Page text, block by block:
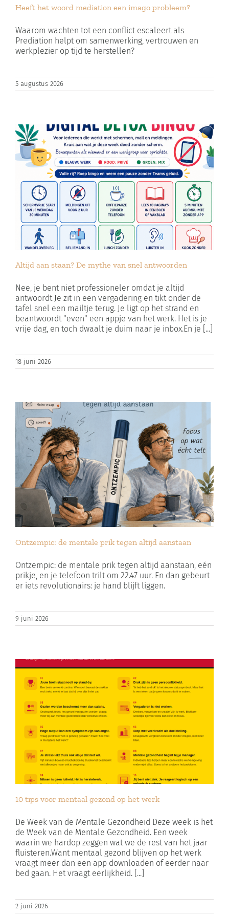
naar:
Winkelwagen
Heeft het woord mediation een imago probleem?
Waarom wachten tot een conflict escaleert als
Prediation helpt om samenwerking, vertrouwen en
werkplezier op tijd te herstellen?
5 augustus 2026
Altijd aan staan? De mythe van snel antwoorden
Nee, je bent niet professioneler omdat je altijd
antwoordt Je zit in een vergadering en tikt onder de
tafel snel een mailtje terug. Je ligt op het strand en
beantwoordt "even" een appje van het werk. Het is je
vrije dag, en toch dwaalt je duim naar je inbox.En je [...]
18 juni 2026
Ontzempic: de mentale prik tegen altijd aanstaan
Ontzempic: de mentale prik tegen altijd aanstaan, eén
prikje, en je telefoon trilt om 22.47 uur. En dan gebeurt
er iets revolutionairs: je hand blijft liggen.
9 juni 2026
10 tips voor mentaal gezond op het werk
De Week van de Mentale Gezondheid Deze week is het
de Week van de Mentale Gezondheid. Een week
waarin we hardop zeggen wat we de rest van het jaar
fluisteren.Want mentaal gezond blijven op het werk
vraagt meer dan een app downloaden of eerder naar
bed gaan. Het vraagt eerlijkheid. [...]
2 juni 2026